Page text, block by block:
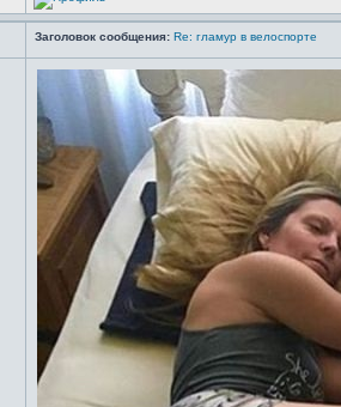
Заголовок сообщения: Re: гламур в велоспорте